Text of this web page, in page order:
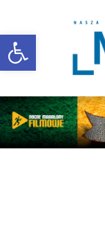
Otwórz pasek narzędzi